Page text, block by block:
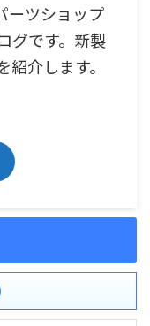
ーツショップ
グです。新製
介します。